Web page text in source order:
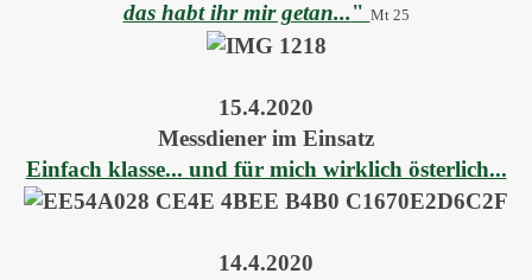
das habt ihr mir getan..." Mt 25
15.4.2020
Messdiener im Einsatz
Einfach klasse... und für mich wirklich österlich...
14.4.2020